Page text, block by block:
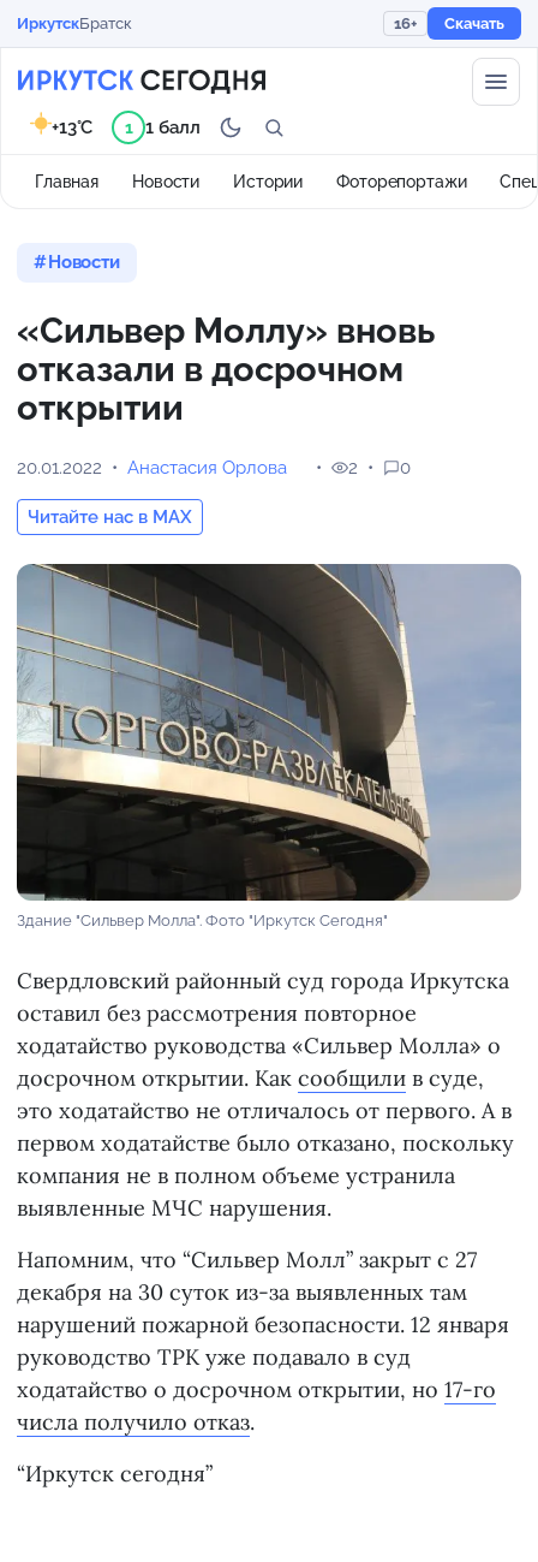
ИркутскБратск 16+ Скачать
Главная Новости Истории Фоторепортажи
+13°C 1 1 балл
Новости
«Сильвер Моллу» вновь
отказали в досрочном
открытии
20.01.2022 Анастасия Орлова
Читайте нас в MAX
2 0
Здание "Сильвер Молла". Фото "Иркутск Сегодня"
Свердловский районный суд города Иркутска
оставил без рассмотрения повторное
ходатайство руководства «Сильвер Молла» о
досрочном открытии. Как сообщили в суде,
это ходатайство не отличалось от первого. А в
первом ходатайстве было отказано, поскольку
компания не в полном объеме устранила
выявленные МЧС нарушения.
Напомним, что “Сильвер Молл” закрыт с 27
декабря на 30 суток из-за выявленных там
нарушений пожарной безопасности. 12 января
руководство ТРК уже подавало в суд
ходатайство о досрочном открытии, но 17-го
числа получило отказ.
“Иркутск сегодня”